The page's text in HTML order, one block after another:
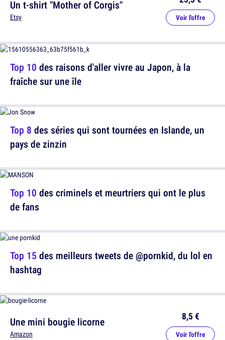
Un t-shirt "Mother of Corgis"
Etsy Voir l'offre
Top 8 des séries qui sont tournées en Islande, un
pays de zinzin
Top 15 des meilleurs tweets de @pornkid, du lol en
hashtag
Top 10 des raisons d'aller vivre au Japon, à la
fraîche sur une île
Top 10 des criminels et meurtriers qui ont le plus
de fans
Une mini bougie licorne
Amazon
8,5 €
Voir l'offre